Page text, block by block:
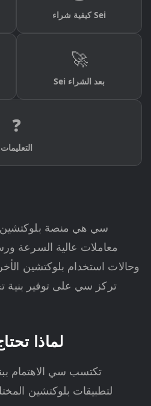
كيفية شراء Sei
🚀
Sei بعد الشراء
❓
التعليمات
سي هي منصة بلوكتشين
معاملات عالية السرعة
تركز سي على توفير بنية
لماذا
تكتسب سي الاهتمام
لتطبيقات بلوكتشين